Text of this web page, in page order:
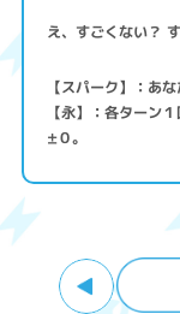
え、すごくない？
【スパーク】：あ
【永】：各ターン
±０。